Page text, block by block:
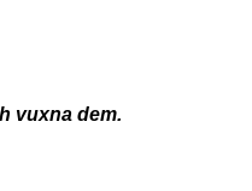
vuxna dem.